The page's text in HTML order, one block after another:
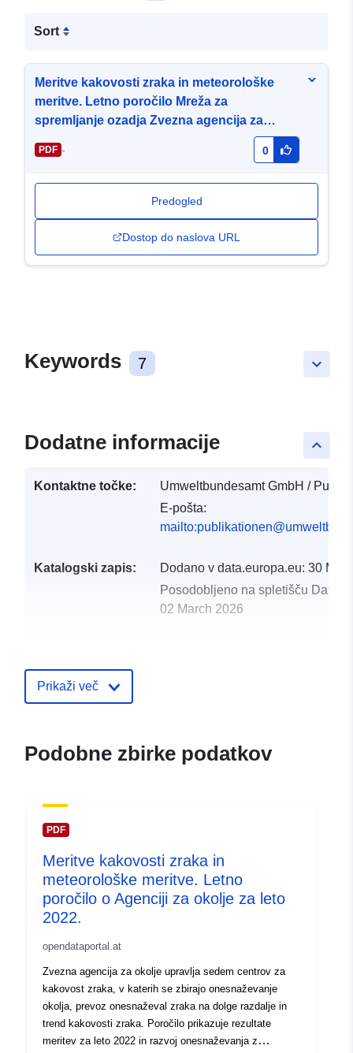
Sort
Meritve kakovosti zraka in meteorološke
meritve. Letno poročilo Mreža za
spremljanje ozadja Zvezna agencija za
PDF - 0
Predogled
Dostop do naslova URL
keyboard_arrow_down
Keywords 7
keyboard_arrow_up
Dodatne informacije
Kontaktne točke:
Umweltbundesamt GmbH /
E-pošta:
Katalogski zapis: Dodano v data.europa.eu: 30
Posodobljeno na spletišču
02 March 2026
Prikaži več
Podobne zbirke podatkov
PDF
Meritve kakovosti zraka in
meteorološke meritve. Letno
poročilo o Agenciji za okolje za leto
2022.
opendataportal.at
Zvezna agencija za okolje upravlja sedem centrov za
kakovost zraka, v katerih se zbirajo onesnaževanje
okolja, prevoz onesnaževal zraka na dolge razdalje in
trend kakovosti zraka. Poročilo prikazuje rezultate
meritev za leto 2022 in razvoj onesnaževanja z